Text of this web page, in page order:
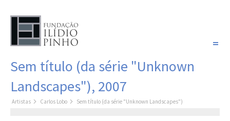
COLEÇÃO SONHOS
Sem título (da série "Unknown
Landscapes"), 2007
Artistas Carlos Lobo Sem título (da série "Unknown Landscapes")